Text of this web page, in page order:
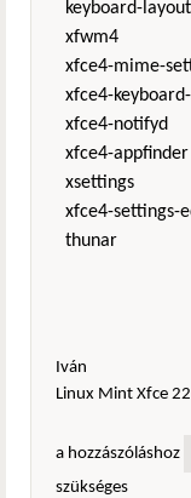
keyboard-layout
xfwm4
xfce4-mime-
xfce4-
xfce4-notifyd
xfce4-appfinder
xsettings
xfce4-settings-
thunar
Iván
Linux Mint Xfce 22
a hozzászóláshoz
szükséges